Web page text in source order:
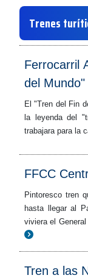
Trenes
Ferrocarril
del Mundo"
El "Tren del Fin
la leyenda del
trabajara para la
FFCC
Pintoresco tren
hasta llegar al
viviera el
Tren a las